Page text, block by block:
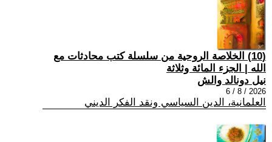
(10) الخلاصة الروحية من سلسلة كتب محادثات مع
الله | الجزء المائة وثلاثة
نيل دونالد والش
2026 / 8 / 6
العلمانية، الدين السياسي ونقد الفكر الديني